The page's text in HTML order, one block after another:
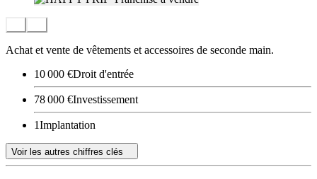
Achat et vente de vêtements et accessoires de seconde main.
10 000 €Droit d'entrée
78 000 €Investissement
1Implantation
Voir les autres chiffres clés